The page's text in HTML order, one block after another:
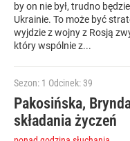
by on nie był, trudno
Ukrainie. To może być
wyjdzie z wojny z Rosją
który wspólnie z...
Sezon: 1 Odcinek: 39
Pakosińska,
składania życzeń